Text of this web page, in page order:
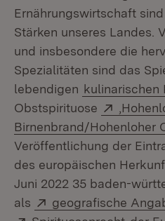
Ernährungswirtschaft
Stärken unseres Landes.
und insbesondere die
Spezialitäten sind das
lebendigen kulinarischen
Obstspirituose
Extern:
Birnenbrand/Hohenloher
Veröffentlichung der
des europäischen
Juni 2022 35 baden-
als
Extern:
geografische